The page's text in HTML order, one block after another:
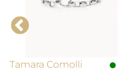
Tamara Comolli